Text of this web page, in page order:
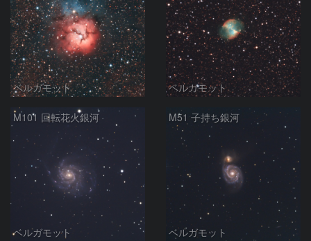
ベルガモット ベルガモット
M101 回転花火銀河
ベルガモット
M51 子持ち銀河
ベルガモット